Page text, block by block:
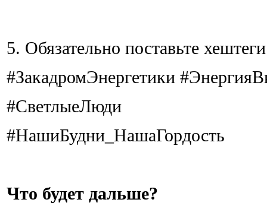
5. Обязательно поставьте
#ЗакадромЭнергетики
#СветлыеЛюди
#НашиБудни_НашаГордость
Что будет дальше?